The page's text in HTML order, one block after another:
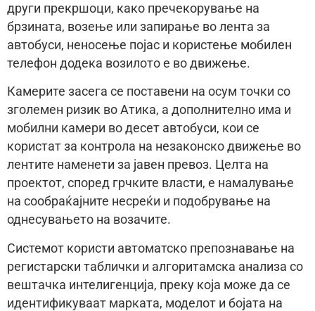
други прекршоци, како пречекорување на
брзината, возење или запирање во лента за
автобуси, неносење појас и користење мобилен
телефон додека возилото е во движење.
Камерите засега се поставени на осум точки со
зголемен ризик во Атика, а дополнително има и
мобилни камери во десет автобуси, кои се
користат за контрола на незаконско движење во
лентите наменети за јавен превоз. Целта на
проектот, според грчките власти, е намалување
на сообраќајните несреќи и подобрување на
однесувањето на возачите.
Системот користи автоматско препознавање на
регистарски таблички и алгоритамска анализа со
вештачка интелигенција, преку која може да се
идентификуваат марката, моделот и бојата на